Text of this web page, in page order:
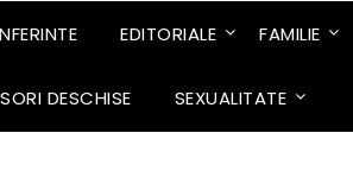
EDITORIALE FAMILIE
DESCHISE SEXUALITATE